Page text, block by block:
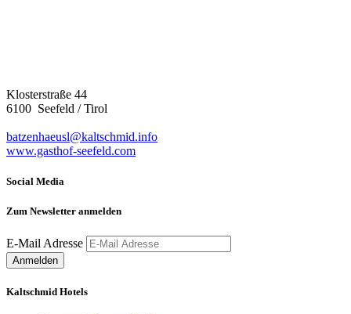
Klosterstraße 44
6100 Seefeld / Tirol
batzenhaeusl@kaltschmid.info
www.gasthof-seefeld.com
Social Media
Zum Newsletter anmelden
E-Mail Adresse
Kaltschmid Hotels